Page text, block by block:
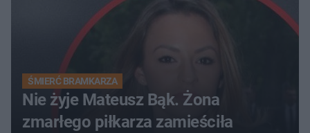
ŚMIERĆ BRAMKARZA
Nie żyje Mateusz Bąk. Żona
zmarłego piłkarza zamieściła